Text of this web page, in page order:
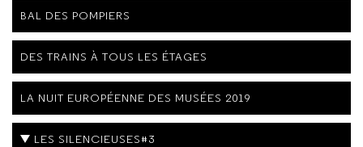
BAL DES POMPIERS
DES TRAINS À TOUS LES ÉTAGES
LA NUIT EUROPÉENNE DES MUSÉES 2019
LES SILENCIEUSES#3